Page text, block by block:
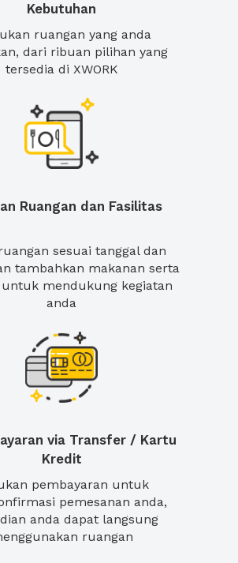
Kebutuhan
ruangan yang anda
dari ribuan pilihan yang
tersedia di XWORK
Ruangan dan Fasilitas
sesuai tanggal dan
tambahkan makanan serta
mendukung kegiatan
anda
via Transfer / Kartu
Kredit
pembayaran untuk
pemesanan anda,
anda dapat langsung
ruangan